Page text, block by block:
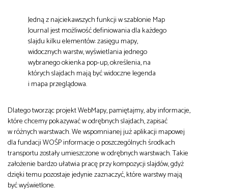
Jedną z najciekawszych funkcji w szablonie Map
Journal jest możliwość definiowania dla każdego
slajdu kilku elementów: zasięgu mapy,
widocznych warstw, wyświetlania jednego
wybranego okienka pop-up, określenia, na
których slajdach mają być widoczne legenda
i mapa przeglądowa.
Dlatego tworząc projekt WebMapy, pamiętajmy, aby informacje,
które chcemy pokazywać w odrębnych slajdach, zapisać
w różnych warstwach. We wspomnianej już aplikacji mapowej
dla fundacji WOŚP informacje o poszczególnych środkach
transportu zostały umieszczone w odrębnych warstwach. Takie
założenie bardzo ułatwia pracę przy kompozycji slajdów, gdyż
dzięki temu pozostaje jedynie zaznaczyć, które warstwy mają
być wyświetlone.